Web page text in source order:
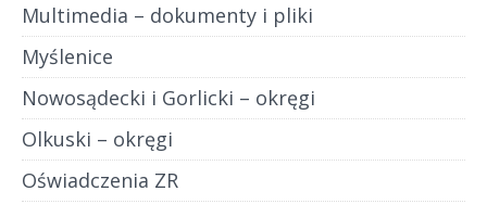
Multimedia – dokumenty i pliki
Myślenice
Nowosądecki i Gorlicki – okręgi
Olkuski – okręgi
Oświadczenia ZR